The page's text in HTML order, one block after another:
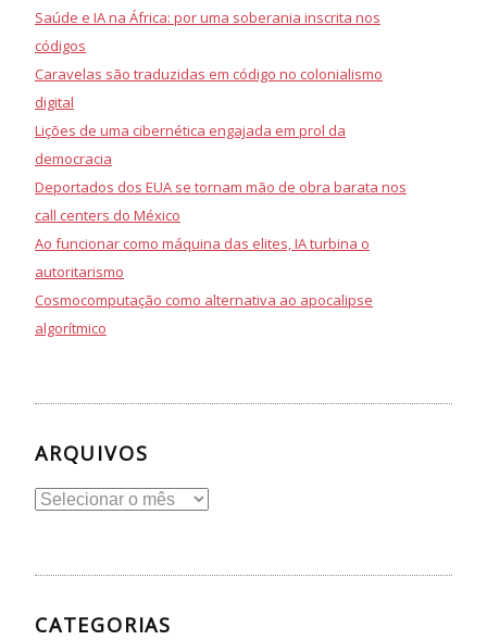
Saúde e IA na África: por uma soberania inscrita nos
códigos
Caravelas são traduzidas em código no colonialismo
digital
Lições de uma cibernética engajada em prol da
democracia
Deportados dos EUA se tornam mão de obra barata nos
call centers do México
Ao funcionar como máquina das elites, IA turbina o
autoritarismo
Cosmocomputação como alternativa ao apocalipse
algorítmico
ARQUIVOS
Arquivos
CATEGORIAS